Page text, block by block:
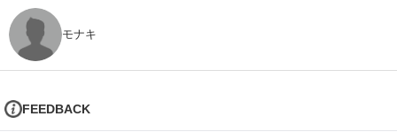
モナキ
FEEDBACK